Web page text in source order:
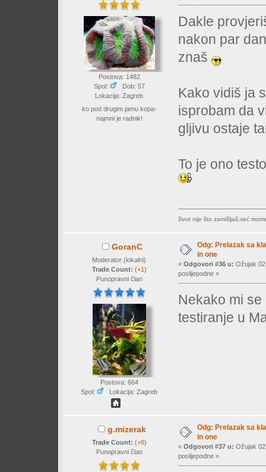
Postova: 1482
Spol:
Dob: 57
Lokacija: Zagreb
ko pod drugim jamu kopa-
najmni je radnik!
Dakle
nakon par
znaš
Kako vidiš ja
isprobam da
gljivu ostaje
To je ono
život nije što zamišljaš,već
GoranC
Moderator (lokalni)
Trade Count: (+1)
Punopravni član
Postova: 664
Spol:
Lokacija: Zagreb
Odg: Prelazak sa
in one
« Odgovori #36 u: Ožujak
poslijepodne »
Nekako mi
testiranje u
g.mizerak
Trade Count: (+8)
Punopravni član
Odg: Prelazak sa
in one
« Odgovori #37 u: Ožujak
poslijepodne »